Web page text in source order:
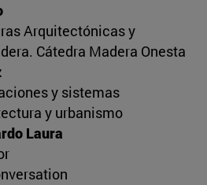
Arquitectónicas y
Cátedra Madera Onesta
y sistemas
y urbanismo
Laura